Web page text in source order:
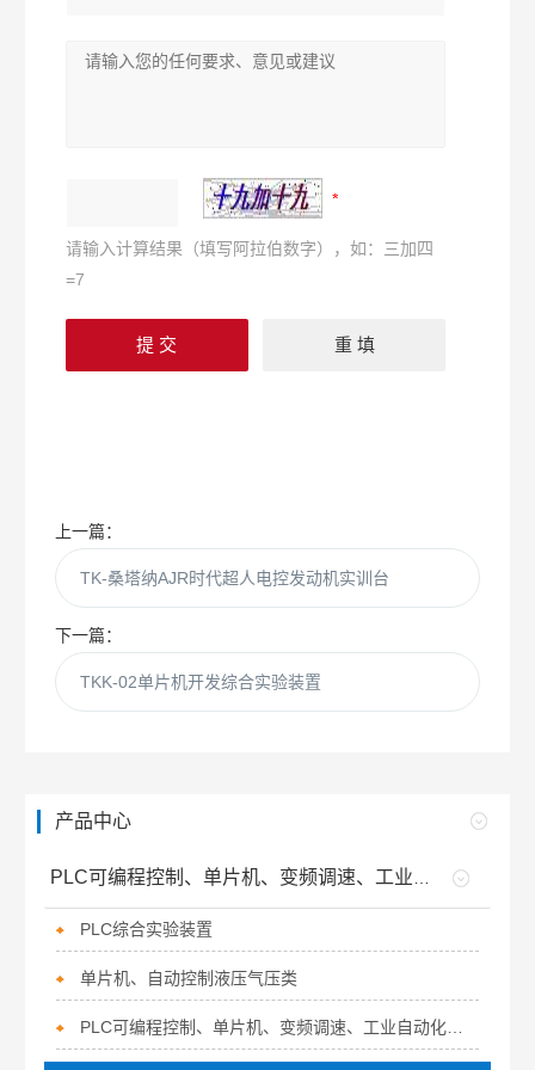
请输入计算结果（填写阿拉伯数字），如：三加四
=7
上一篇：
TK-桑塔纳AJR时代超人电控发动机实训台
下一篇：
TKK-02单片机开发综合实验装置
产品中心
PLC综合实验装置
单片机、自动控制液压气压类